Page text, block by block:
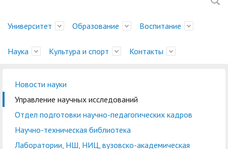
Университет
Обращение ректора
Ученый совет
Военный учебный центр
при ГАГУ
Отдел
делопроизводства
Образование
Факультеты
управление
Методический совет
ГАГУ
Воспитание
Управление
молодежной политики
и воспитательной
деятельности
психологической
помощи
Наука
Новости науки
исследований
Отдел подготовки
научно-педагогических
Культура и спорт
Немецкий культурный
центр
Китая
Туристский клуб
"Горизонт"
Контакты
Телефонный справочник
Символика ГАГУ
Карта сайта
Новости науки
Управление научных исследований
Отдел подготовки научно-педагогических кадров
Научно-техническая библиотека
Лаборатории, НШ, НИЦ, вузовско-академическая